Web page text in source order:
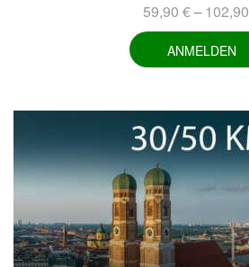
59,90 € –102,90
ANMELDEN